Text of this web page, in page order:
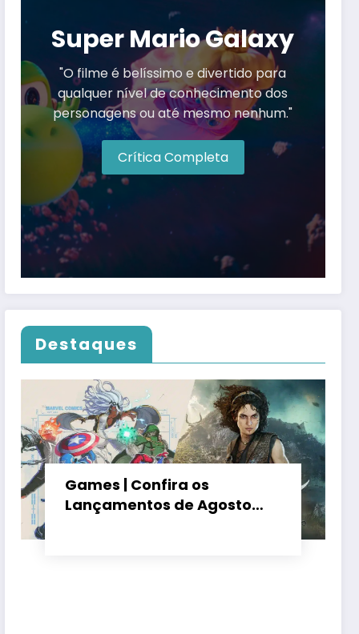
Super Mario Galaxy
"O filme é belíssimo e divertido para
qualquer nível de conhecimento dos
personagens ou até mesmo nenhum."
Crítica Completa
Destaques
Games | Confira os
Lançamentos de Agosto